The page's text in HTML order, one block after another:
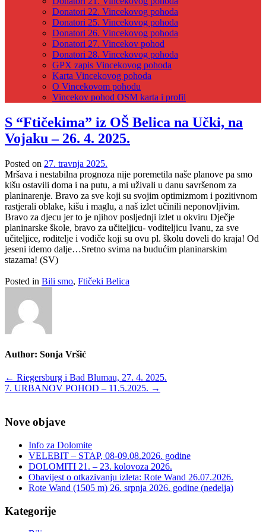
Donatori 22. Vincekovog pohoda
Donatori 25. Vincekovog pohoda
Donatori 26. Vincekovog pohoda
Donatori 27. Vincekov pohod
Donatori 28. Vincekovog pohoda
GPX zapis Vincekovog pohoda
Karta Vincekovog pohoda
O Vincekovom pohodu
Vincekov pohod OSM karta i profil
S “Ftičekima” iz OŠ Belica na Učki, na
Vojaku – 26. 4. 2025.
Posted on 27. travnja 2025.
Mršava i nestabilna prognoza nije poremetila naše planove pa smo
kišu ostavili doma i na putu, a mi uživali u danu savršenom za
planinarenje. Bravo za sve koji su svojim optimizmom i pozitivnom
rastjerali oblake, kišu i maglu, a naš izlet učinili neponovljivim.
Bravo za djecu jer to je njihov posljednji izlet u okviru Dječje
planinarske škole, bravo za učiteljicu- voditeljicu Ivanu, za sve
učiteljice, roditelje i vodiče koji su ovu pl. školu doveli do kraja! Od
jeseni idemo dalje…Sretno svima na budućim planinarskim
stazama! (SV)
Posted in Bili smo, Ftičeki Belica
Author: Sonja Vršić
Post
navigation
← Riegersburg i Bad Blumau, 27. 4. 2025.
7. URBANOV POHOD – 11.5.2025. →
Nove objave
Info za Dolomite
VELEBIT – STAP, 08-09.08.2026. godine
DOLOMITI 21. – 23. kolovoza 2026.
Obavijest o otkazivanju izleta: Rote Wand 26.07.2026.
Rote Wand (1505 m) 26. srpnja 2026. godine (nedelja)
Kategorije